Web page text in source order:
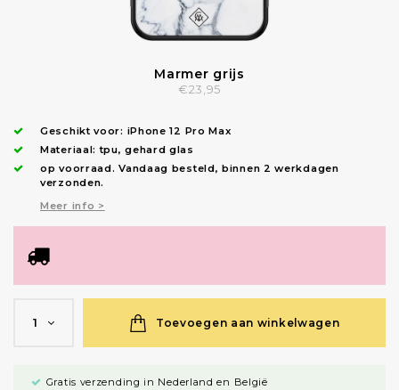
Marmer grijs
€23,95
Geschikt voor: iPhone 12 Pro Max
Materiaal: tpu, gehard glas
op voorraad.Vandaag besteld, binnen 2 werkdagen
verzonden.
Meer info >
1 Toevoegen aan winkelwagen
Gratis verzending in Nederland en België